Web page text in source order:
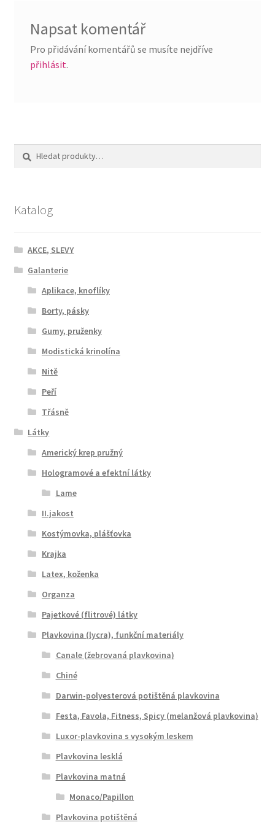
Napsat komentář
Pro přidávání komentářů se musíte nejdříve
přihlásit.
Katalog
AKCE, SLEVY
Galanterie
Aplikace, knoflíky
Borty, pásky
Gumy, pruženky
Modistická krinolína
Nitě
Peří
Třásně
Látky
Americký krep pružný
Hologramové a efektní látky
Lame
II.jakost
Kostýmovka, plášťovka
Krajka
Latex, koženka
Organza
Pajetkové (flitrové) látky
Plavkovina (lycra), funkční materiály
Canale (žebrovaná plavkovina)
Chiné
Darwin-polyesterová potištěná plavkovina
Festa, Favola, Fitness, Spicy (melanžová plavkovina)
Luxor-plavkovina s vysokým leskem
Plavkovina lesklá
Plavkovina matná
Monaco/Papillon
Plavkovina potištěná